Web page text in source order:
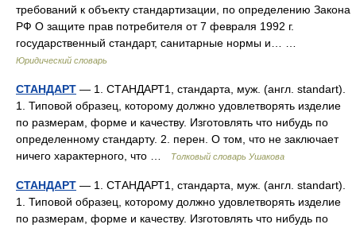
требований к объекту стандартизации, по определению Закона
РФ О защите прав потребителя от 7 февраля 1992 г.
государственный стандарт, санитарные нормы и… …
Юридический словарь
СТАНДАРТ — 1. СТАНДАРТ1, стандарта, муж. (англ. standart).
1. Типовой образец, которому должно удовлетворять изделие
по размерам, форме и качеству. Изготовлять что нибудь по
определенному стандарту. 2. перен. О том, что не заключает
ничего характерного, что …
Толковый словарь Ушакова
СТАНДАРТ — 1. СТАНДАРТ1, стандарта, муж. (англ. standart).
1. Типовой образец, которому должно удовлетворять изделие
по размерам, форме и качеству. Изготовлять что нибудь по